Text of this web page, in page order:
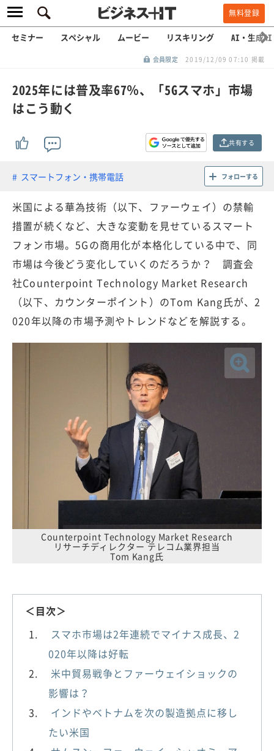
無料登録
セミナー スペシャル ムービー リスキリング AI・生成AI
会員限定 2019/12/09 07:10 掲載
2025年には普及率67％、「5Gスマホ」市場
はこう動く
共有する
スマートフォン・携帯電話 フォローする
米国による華為技術（以下、ファーウェイ）の禁輸
措置が続くなど、大きな変動を見せているスマート
フォン市場。5Gの商用化が本格化している中で、同
市場は今後どう変化していくのだろうか？ 調査会
社Counterpoint Technology Market Research
（以下、カウンターポイント）のTom Kang氏が、2
020年以降の市場予測やトレンドなどを解説する。
Counterpoint Technology Market Research
リサーチディレクター テレコム業界担当
Tom Kang氏
＜目次＞
スマホ市場は2年連続でマイナス成長、2
020年以降は好転
米中貿易戦争とファーウェイショックの
影響は？
インドやベトナムを次の製造拠点に移し
たい米国